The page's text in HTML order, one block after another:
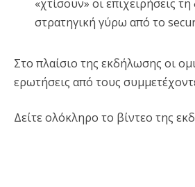
«χτίσουν» οι επιχειρήσεις
στρατηγική γύρω από το
Στο πλαίσιο της εκδήλωσης οι
ερωτήσεις από τους
Δείτε ολόκληρο το βίντεο της